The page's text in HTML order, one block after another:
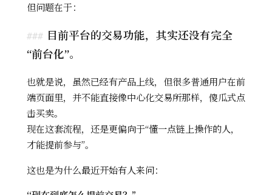
但问题在于：
目前平台的交易功能，其实还没有完全
“前台化”。
也就是说，虽然已经有产品上线，但很多普通用户在前
端页面里，并不能直接像中心化交易所那样，傻瓜式点
击买卖。
现在这套流程，还是更偏向于“懂一点链上操作的人，
才能提前参与”。
这也是为什么最近开始有人来问：